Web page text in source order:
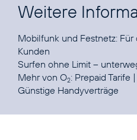
Weitere
Mobilfunk und Festnetz: Für
Kunden
Surfen ohne Limit –
Mehr von O2: Prepaid Tarife |
Günstige Handyverträge